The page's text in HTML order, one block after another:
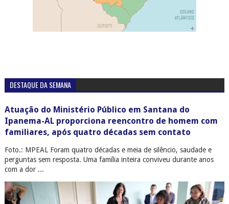
DESTAQUE DA SEMANA
Atuação do Ministério Público em Santana do
Ipanema-AL proporciona reencontro de homem com
familiares, após quatro décadas sem contato
Foto.: MPEAL Foram quatro décadas e meia de silêncio, saudade e
perguntas sem resposta. Uma família inteira conviveu durante anos
com a dor ...